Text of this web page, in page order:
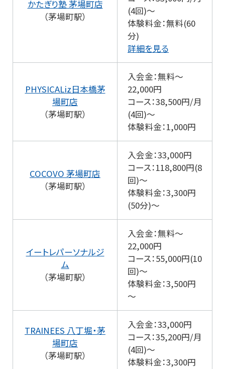
かたぎり塾 茅場町店
（茅場町駅）
(4回)～
体験料金：無料(60
分)
詳細を見る
PHYSICALiz日本橋茅
場町店
（茅場町駅）
入会金：無料～
22,000円
コース：38,500円/月
(4回)～
体験料金：1,000円
COCOVO 茅場町店
（茅場町駅）
入会金：33,000円
コース：118,800円(8
回)～
体験料金：3,300円
(50分)～
イートレパーソナルジ
ム
（茅場町駅）
入会金：無料～
22,000円
コース：55,000円(10
回)～
体験料金：3,500円
～
TRAINEES 八丁堀・茅
場町店
（茅場町駅）
入会金：33,000円
コース：35,200円/月
(4回)～
体験料金：3,300円